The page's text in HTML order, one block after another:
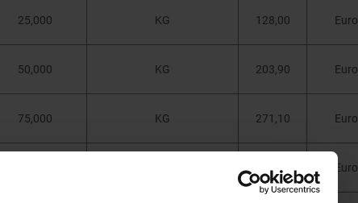
25,000 KG 128,00 Euro
50,000 KG 203,90 Euro
75,000 KG 271,10 Euro
338,40 Euro